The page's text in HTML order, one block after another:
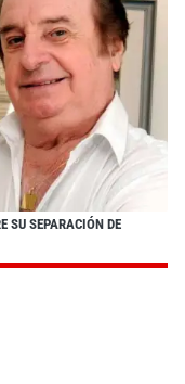
SU SEPARACIÓN DE